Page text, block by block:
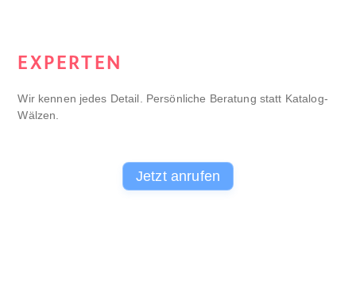
EXPERTEN
Wir kennen jedes Detail. Persönliche Beratung statt Katalog-
Wälzen.
Jetzt anrufen